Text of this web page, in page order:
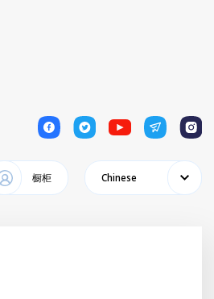
1 1 1 1 1
橱柜 Chinese